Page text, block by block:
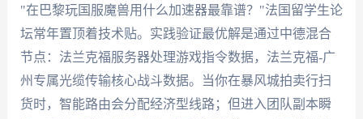
"在巴黎玩国服魔兽用什么加速器最靠谱？"法国留学生论
坛常年置顶着技术贴。实践验证最优解是通过中德混合
节点：法兰克福服务器处理游戏指令数据，法兰克福-广
州专属光缆传输核心战斗数据。当你在暴风城拍卖行扫
货时，智能路由会分配经济型线路；但进入团队副本瞬